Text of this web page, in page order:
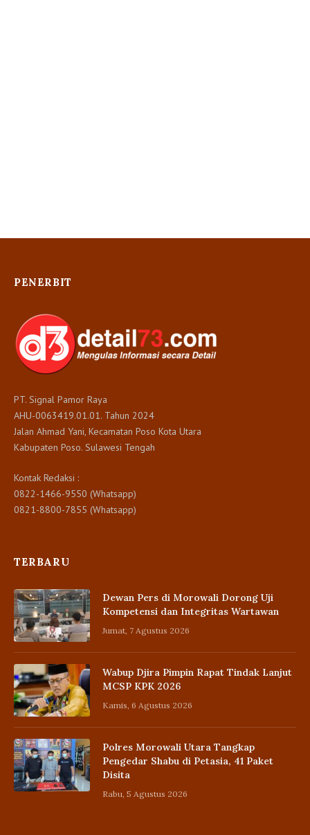
PENERBIT
PT. Signal Pamor Raya
AHU-0063419.01.01. Tahun 2024
Jalan Ahmad Yani, Kecamatan Poso Kota Utara
Kabupaten Poso. Sulawesi Tengah
Kontak Redaksi :
0822-1466-9550 (Whatsapp)
0821-8800-7855 (Whatsapp)
TERBARU
Dewan Pers di Morowali Dorong Uji
Kompetensi dan Integritas Wartawan
Jumat, 7 Agustus 2026
Wabup Djira Pimpin Rapat Tindak Lanjut
MCSP KPK 2026
Kamis, 6 Agustus 2026
Polres Morowali Utara Tangkap
Pengedar Shabu di Petasia, 41 Paket
Disita
Rabu, 5 Agustus 2026